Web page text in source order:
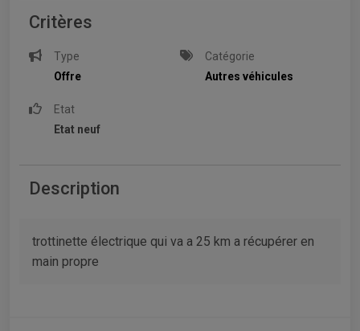
Critères
Type
Offre
Catégorie
Autres véhicules
Etat
Etat neuf
Description
trottinette électrique qui va a 25 km a récupérer en
main propre